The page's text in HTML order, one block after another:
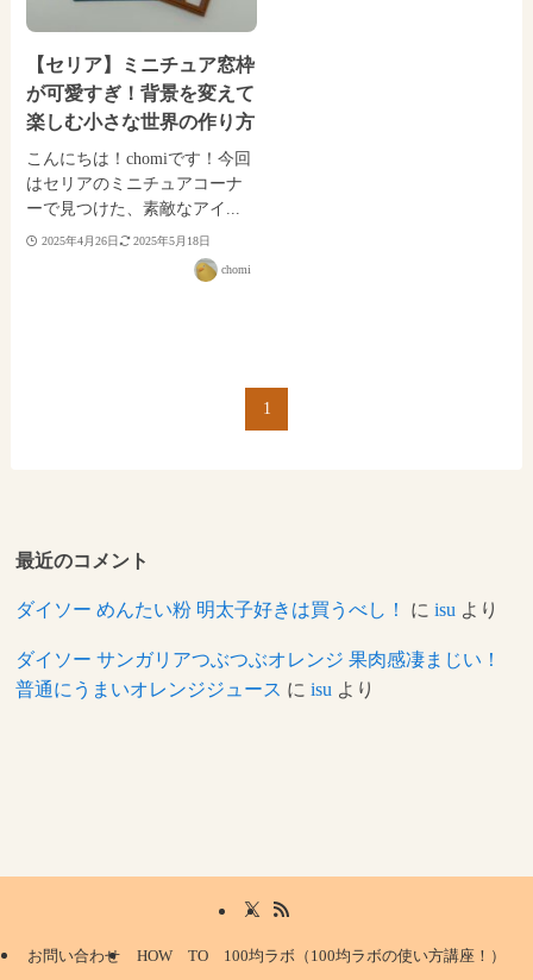
【セリア】ミニチュア窓枠
が可愛すぎ！背景を変えて
楽しむ小さな世界の作り方
こんにちは！chomiです！今回
はセリアのミニチュアコーナ
ーで見つけた、素敵なアイ...
2025年4月26日 2025年5月18日
chomi
1
最近のコメント
ダイソー めんたい粉 明太子好きは買うべし！ にisu より
ダイソー サンガリアつぶつぶオレンジ 果肉感凄まじい！
普通にうまいオレンジジュース にisu より
お問い合わせ
HOW TO 100均ラボ（100均ラボの使い方講座！）